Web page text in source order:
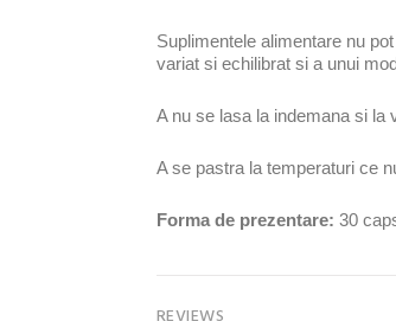
Suplimentele alimentare nu
variat si echilibrat si a unui
A nu se lasa la indemana si la
A se pastra la temperaturi ce
Forma de prezentare: 30